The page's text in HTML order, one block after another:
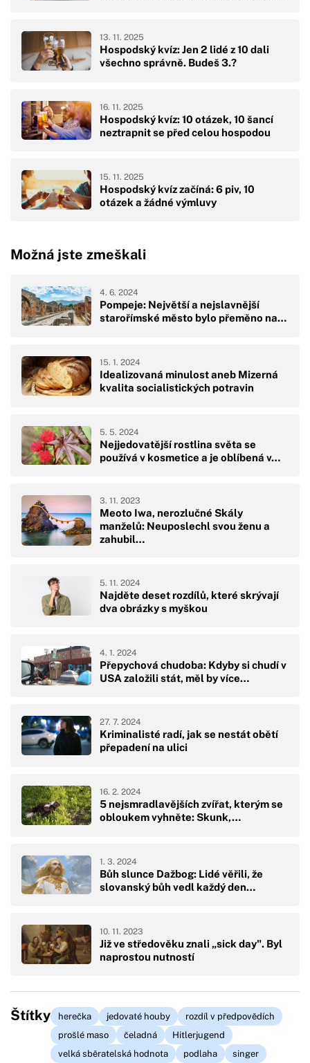
Hospodský kvíz: Jen 2 lidé z 10 dali
všechno správně. Budeš 3.?
13. 11. 2025
Hospodský kvíz: 10 otázek, 10 šancí
neztrapnit se před celou hospodou
16. 11. 2025
Hospodský kvíz začíná: 6 piv, 10
otázek a žádné výmluvy
15. 11. 2025
Možná jste zmeškali
Pompeje: Největší a nejslavnější
starořímské město bylo přeměno na…
4. 6. 2024
Idealizovaná minulost aneb Mizerná
kvalita socialistických potravin
15. 1. 2024
Nejjedovatější rostlina světa se
používá v kosmetice a je oblíbená v…
5. 5. 2024
Meoto Iwa, nerozlučné Skály
manželů: Neuposlechl svou ženu a
zahubil…
3. 11. 2023
Najděte deset rozdílů, které skrývají
dva obrázky s myškou
5. 11. 2024
Přepychová chudoba: Kdyby si chudí v
USA založili stát, měl by více…
4. 1. 2024
Kriminalisté radí, jak se nestát obětí
přepadení na ulici
27. 7. 2024
5 nejsmradlavějších zvířat, kterým se
obloukem vyhněte: Skunk,…
16. 2. 2024
Bůh slunce Dažbog: Lidé věřili, že
slovanský bůh vedl každý den…
1. 3. 2024
Již ve středověku znali „sick day". Byl
naprostou nutností
10. 11. 2023
Štítky herečka jedovaté houby
rozdíl v předpovědích
prošlé maso
čeladná
Hitlerjugend
velká sběratelská hodnota
podlaha singer